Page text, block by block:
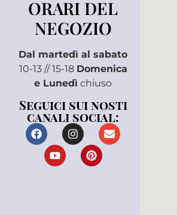
ORARI DEL
NEGOZIO
Dal martedì al sabato
10-13 // 15-18 Domenica
e Lunedì chiuso
Seguici sui nosti
canali social: